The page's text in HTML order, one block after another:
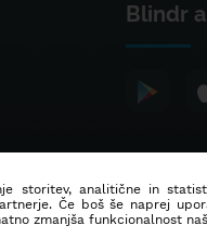
Blindr
storitev, analitične in
Če boš še naprej
zmanjša funkcionalnost